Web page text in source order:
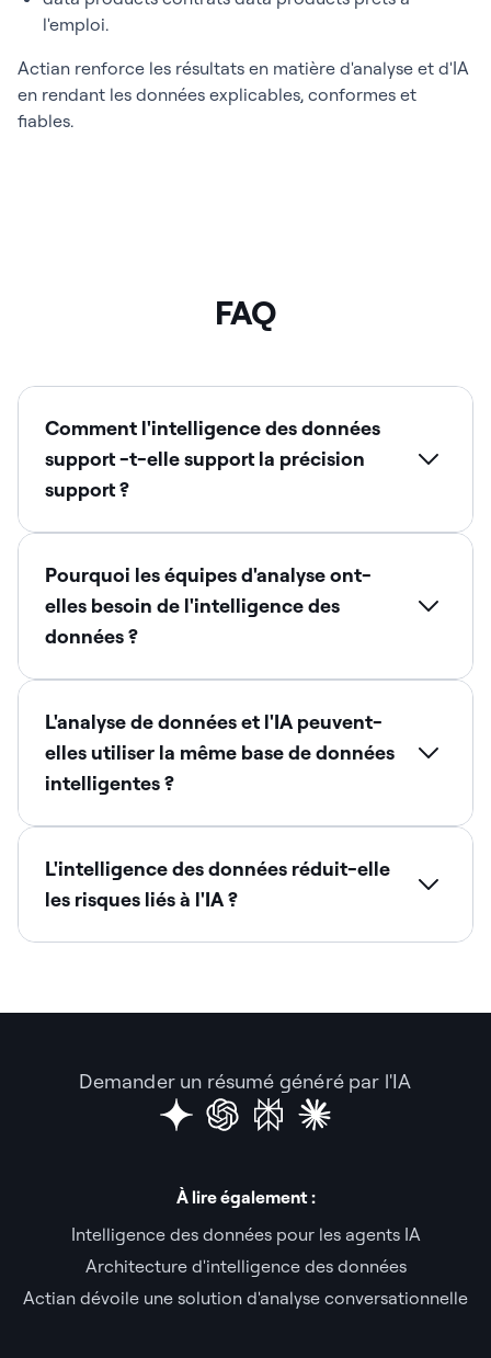
l'emploi.
Actian renforce les résultats en matière d'analyse et d'IA
en rendant les données explicables, conformes et
fiables.
FAQ
Comment l'intelligence des données
support -t-elle support la précision
support ?
Pourquoi les équipes d'analyse ont-
elles besoin de l'intelligence des
données ?
L'analyse de données et l'IA peuvent-
elles utiliser la même base de données
intelligentes ?
L'intelligence des données réduit-elle
les risques liés à l'IA ?
Demander un résumé généré par l'IA
À lire également :
Intelligence des données pour les agents IA
Architecture d'intelligence des données
Actian dévoile une solution d'analyse conversationnelle